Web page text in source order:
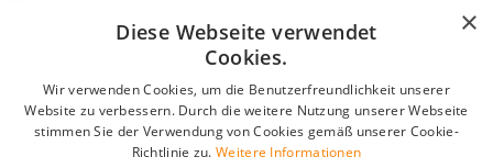
Login für Unternehmen
E-Mail*
Passwort
×
Diese Webseite verwendet
Cookies.
Wir verwenden Cookies, um die Benutzerfreundlichkeit unserer
Website zu verbessern. Durch die weitere Nutzung unserer Webseite
stimmen Sie der Verwendung von Cookies gemäß unserer Cookie-
Richtlinie zu. Weitere Informationen